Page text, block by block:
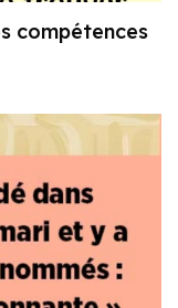
compétences